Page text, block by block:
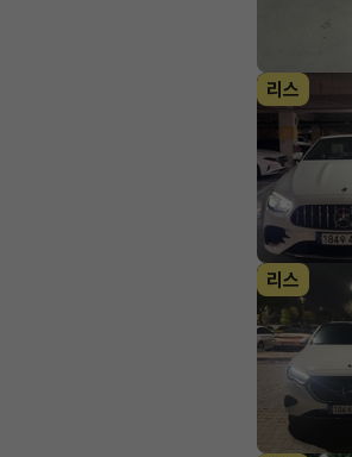
리스
리스